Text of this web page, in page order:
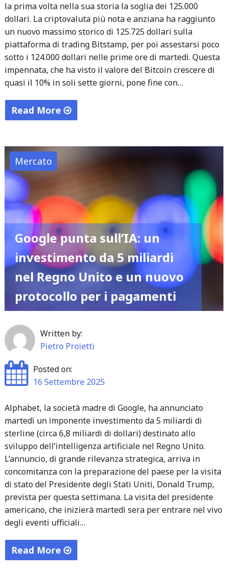
la prima volta nella sua storia la soglia dei 125.000
dollari. La criptovaluta più nota e anziana ha raggiunto
un nuovo massimo storico di 125.725 dollari sulla
piattaforma di trading Bitstamp, per poi assestarsi poco
sotto i 124.000 dollari nelle prime ore di martedì. Questa
impennata, che ha visto il valore del Bitcoin crescere di
quasi il 10% in soli sette giorni, pone fine con…
Read More
record
storico
oltre
i
125.000
dollari"
Mercato
Google punta sull’IA: un
investimento da 5 miliardi
nel Regno Unito e un nuovo
protocollo per i pagamenti
Written by:
Pietro Proietti
Posted on:
16 Settembre 2025
Alphabet, la società madre di Google, ha annunciato
martedì un imponente investimento da 5 miliardi di
sterline (circa 6,8 miliardi di dollari) destinato allo
sviluppo dell’intelligenza artificiale nel Regno Unito.
L’annuncio, di grande rilevanza strategica, arriva in
concomitanza con la preparazione del paese per la visita
di stato del Presidente degli Stati Uniti, Donald Trump,
prevista per questa settimana. La visita del presidente
americano, che inizierà martedì sera per entrare nel vivo
degli eventi ufficiali…
Read More